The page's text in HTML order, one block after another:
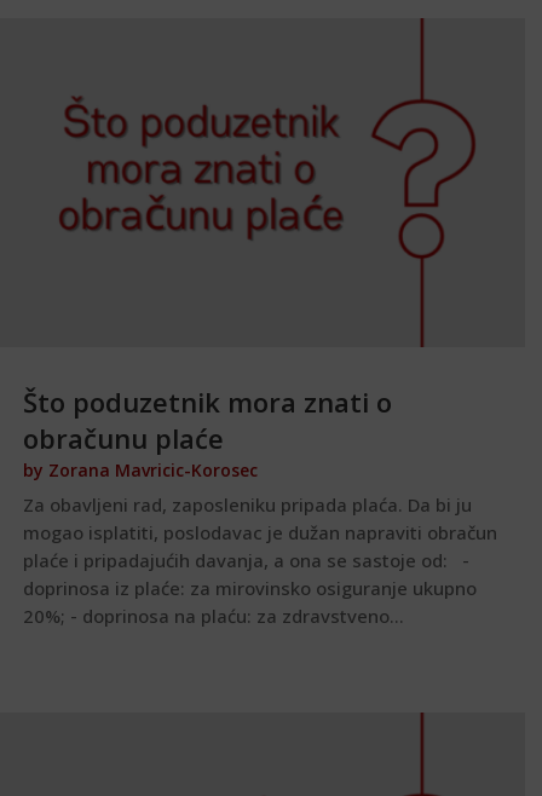
Što poduzetnik mora znati o
obračunu plaće
by Zorana Mavricic-Korosec
Za obavljeni rad, zaposleniku pripada plaća. Da bi ju
mogao isplatiti, poslodavac je dužan napraviti obračun
plaće i pripadajućih davanja, a ona se sastoje od: -
doprinosa iz plaće: za mirovinsko osiguranje ukupno
20%; - doprinosa na plaću: za zdravstveno...